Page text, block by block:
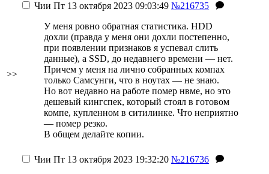
>>
Чии Пт 13 октября 2023 09:03:49 №216735
У меня ровно обратная статистика. HDD
дохли (правда у меня они дохли постепенно,
при появлении признаков я успевал слить
данные), а SSD, до недавнего времени — нет.
Причем у меня на лично собранных компах
только Самсунги, что в ноутах — не знаю.
Но вот недавно на работе помер нвме, но это
дешевый кингспек, который стоял в готовом
компе, купленном в ситилинке. Что неприятно
— помер резко.
В общем делайте копии.
Чии Пт 13 октября 2023 19:32:20 №216736